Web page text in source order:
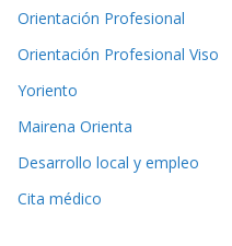
Orientación Profesional
Orientación Profesional Viso
Yoriento
Mairena Orienta
Desarrollo local y empleo
Cita médico